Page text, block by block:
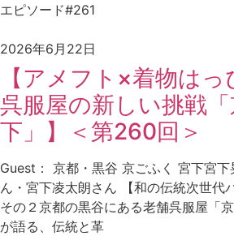
エピソード#261
2026年6月22日
【アメフト×着物は
呉服屋の新しい挑戦
下」】＜第260回＞
Guest： 京都・黒谷 京ごふく 宮下宮下
ん・宮下凌太朗さん 【和の伝統次世代
その２京都の黒谷にある老舗呉服屋「
が語る、伝統と革